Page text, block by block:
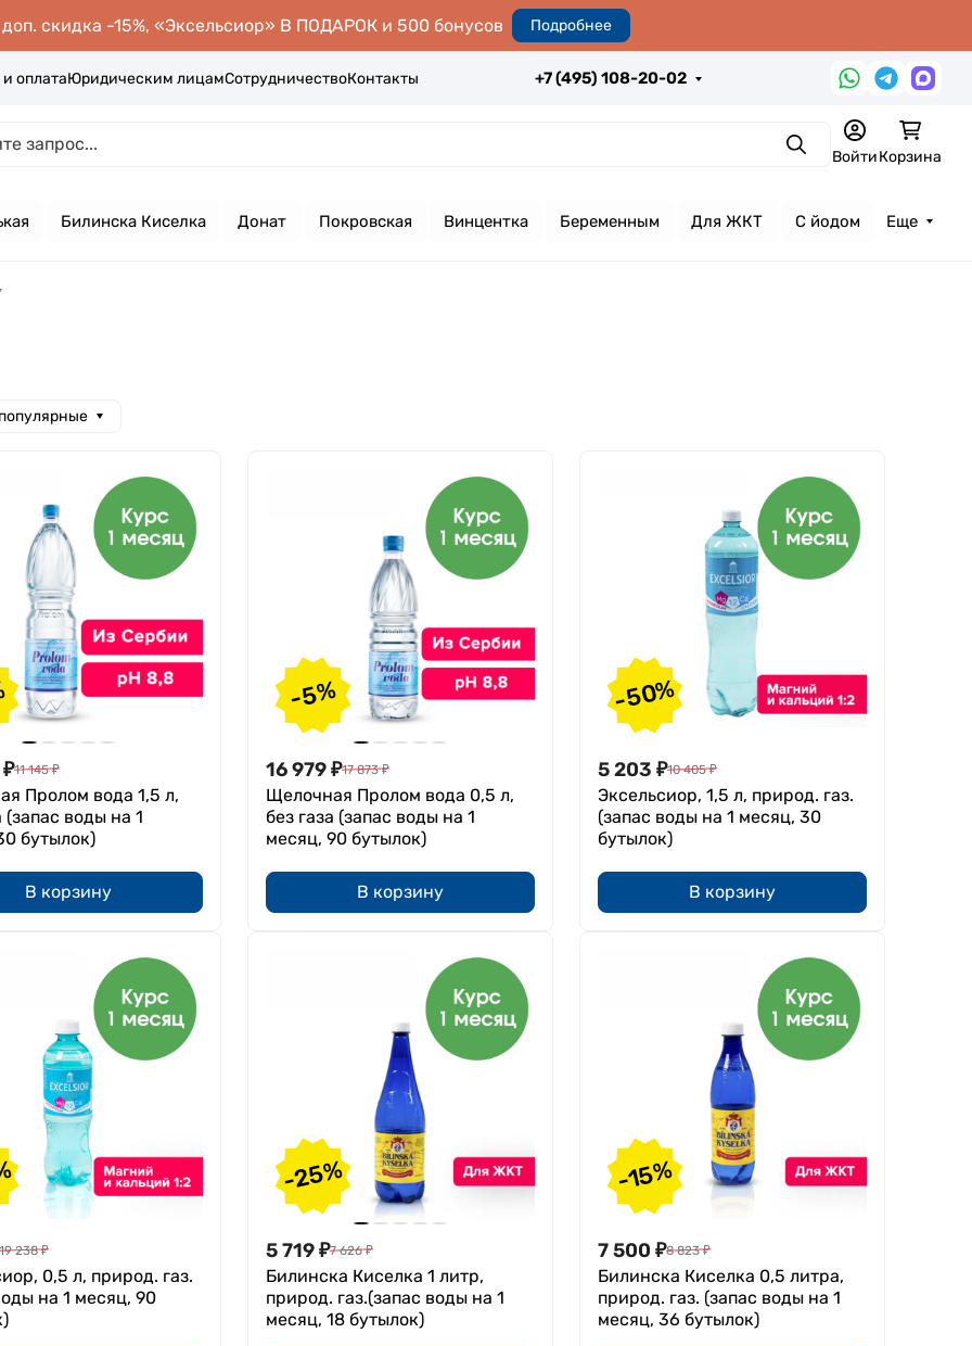
скидка -15%, «Эксельсиор» В ПОДАРОК и 500 бонусов Подробнее
оплатаЮридическим лицамСотрудничествоКонтакты +7 (495) 108-20-02
ПоискВойтиКорзина
Билинска Киселка Донат Покровская Винцентка Беременным Для ЖКТ С йодом Еще
₽11 145 ₽
Пролом вода 1,5 л,
(запас воды на 1
бутылок)
В корзину
-5%
16 979₽17 873 ₽
Щелочная Пролом вода 0,5 л,
без газа (запас воды на 1
месяц, 90 бутылок)
В корзину
-50%
5 203 ₽10 405 ₽
Эксельсиор, 1,5 л, природ. газ.
(запас воды на 1 месяц, 30
бутылок)
В корзину
19 238 ₽
0,5 л, природ. газ.
на 1 месяц, 90
-25%
5 719₽7 626 ₽
Билинска Киселка 1 литр,
природ. газ.(запас воды на 1
месяц, 18 бутылок)
-15%
7 500 ₽8 823 ₽
Билинска Киселка 0,5 литра,
природ. газ. (запас воды на 1
месяц, 36 бутылок)